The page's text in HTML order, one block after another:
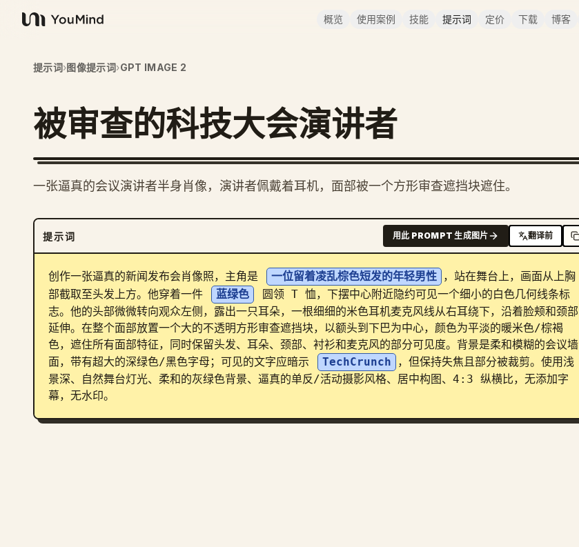
YouMind
概览 使用案例 技能 提示词 定价 下载 博客
提示词›图像提示词›GPT IMAGE 2
被审查的科技大会演讲者
一张逼真的会议演讲者半身肖像，演讲者佩戴着耳机，面部被一个方形审查遮挡块遮住。
提示词 用此 PROMPT 生成图片 翻译前
创作一张逼真的新闻发布会肖像照，主角是 一位留着凌乱棕色短发的年轻男性 ，站在舞台上，画面从上胸
部截取至头发上方。他穿着一件
蓝绿色
圆领 T 恤，下摆中心附近隐约可见一个细小的白色几何线条标
志。他的头部微微转向观众左侧，露出一只耳朵，一根细细的米色耳机麦克风线从右耳绕下，沿着脸颊和颈部
延伸。在整个面部放置一个大的不透明方形审查遮挡块，以额头到下巴为中心，颜色为平淡的暖米色/棕褐
色，遮住所有面部特征，同时保留头发、耳朵、颈部、衬衫和麦克风的部分可见度。背景是柔和模糊的会议墙
面，带有超大的深绿色/黑色字母；可见的文字应暗示
TechCrunch
，但保持失焦且部分被裁剪。使用浅
景深、自然舞台灯光、柔和的灰绿色背景、逼真的单反/活动摄影风格、居中构图、4:3 纵横比，无添加字
幕，无水印。